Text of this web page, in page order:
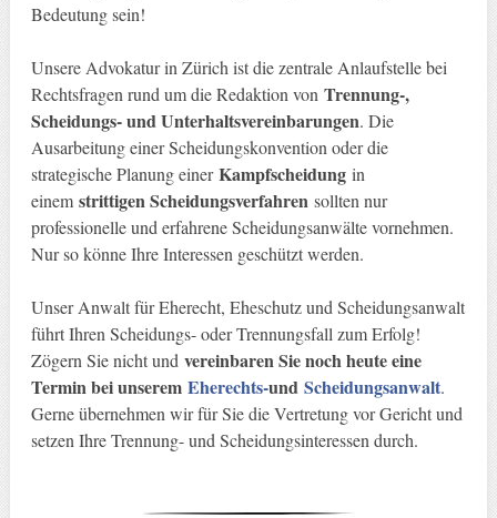
Bedeutung sein!
Unsere Advokatur in Zürich ist die zentrale Anlaufstelle bei
Rechtsfragen rund um die Redaktion von Trennung-,
Scheidungs- und Unterhaltsvereinbarungen. Die
Ausarbeitung einer Scheidungskonvention oder die
strategische Planung einerKampfscheidung in
einemstrittigen Scheidungsverfahren sollten nur
professionelle und erfahrene Scheidungsanwälte vornehmen.
Nur so könne Ihre Interessen geschützt werden.
Unser Anwalt für Eherecht, Eheschutz und Scheidungsanwalt
führt Ihren Scheidungs- oder Trennungsfall zum Erfolg!
Zögern Sie nicht und vereinbaren Sie noch heute eine
Termin bei unserem Eherechts-und Scheidungsanwalt.
Gerne übernehmen wir für Sie die Vertretung vor Gericht und
setzen Ihre Trennung- und Scheidungsinteressen durch.